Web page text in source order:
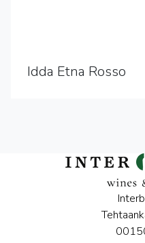
Idda Etna Rosso